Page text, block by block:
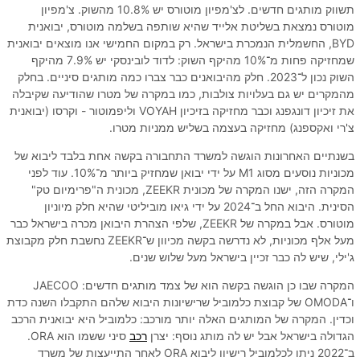
תשווק מותגים חדשים. לצ'מפיון מוטורס יש 10.8% מהשוק. צ'מפיון
מוטורס נמצאת בשליטת אלייד שהיא שותפה בשלמה מוטורס, יבואנית
BYD, החשמלית הנמכרת בישראל. רק במקום החמישי אנו מוצאים יבואנית
שמחזיקה פחות מ־10% מהיקף השוק: לדוד לובינסקי יש 7.9% מהיקף
השוק נכון ל־2023. חלק מהיבואנים כבר צברו כמה מותגים סיניים. בחלק
מהמקרים יש גם בעלויות צולבות, כמו במקרה של מטרו שהודיעה שקיבלה
את זיכיון דונגפנג וכבר מחזיקה בזיכיון VOYAH וליפמוטור - וקרסו (יבואנית
צ'רי ואקספנג) מחזיקה בעצמה בשליש ממניות מטרו.
בשנתיים האחרונות הוגשה למשרד התחבורה בקשה אחת בלבד ליבוא של
מכוניות נוסעים מסוג M1 על ידי יבואן שמחזיק ביותר מ־10%. עוד לפני
המקרה הזה, ישנו המקרה של מכונית ZEEKR, מכונית ה"פרימיום טק"
הסינית. היבוא החל ב־2024 על ידי גיאו מוביליטי שהיא חלק מיוניון
מוטורס. אבל במקרה של ZEEKR, שלפי הצהרת היבואן מכרה בישראל כבר
מעל אלף מכוניות, לא נדרשה בקשה מכיוון ש־ZEEKR נחשבת חלק מקבוצת
ג'ילי, שיש לה כבר זכיין בישראל מעל שלוש שנים.
המקרה שבו כן הוגשה בקשה הוא של צמד מותגים חדשים: JAECOO
ו־OMODA של קבוצת כלמוביל שרישיונות היבוא שלהם התקבלו השנה כדת
וכדין. המקרה של המותגים האלה יותר מורכב: כלמוביל היא יבואנית הרכב
הגדולה בישראל אבל יש לה מותג נוסף: יצרן רכב
סיני ששמו הוא ORA.
ב־2022 ניתן לכלמוביל רישיון ליבוא ORA לאחר התייעצות של משרד